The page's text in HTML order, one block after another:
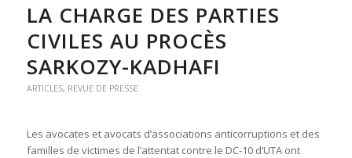
LA CHARGE DES PARTIES
CIVILES AU PROCÈS
SARKOZY-KADHAFI
ARTICLES, REVUE DE PRESSE
Les avocates et avocats d’associations anticorruptions et des
familles de victimes de l’attentat contre le DC-10 d’UTA ont